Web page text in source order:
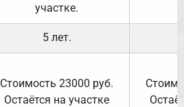
участке.
5 лет.
Стоимость 23000 руб.
Остаётся на участке